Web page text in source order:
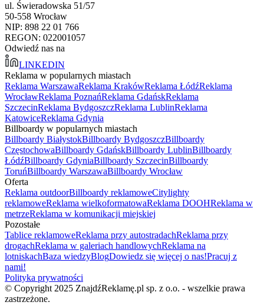
ul. Świeradowska 51/57
50-558 Wrocław
NIP: 898 22 01 766
REGON: 022001057
Odwiedź nas na
LINKEDIN
Reklama w popularnych miastach
Reklama WarszawaReklama KrakówReklama ŁódźReklama
WrocławReklama PoznańReklama GdańskReklama
SzczecinReklama BydgoszczReklama LublinReklama
KatowiceReklama Gdynia
Billboardy w popularnych miastach
Billboardy BiałystokBillboardy BydgoszczBillboardy
CzęstochowaBillboardy GdańskBillboardy LublinBillboardy
ŁódźBillboardy GdyniaBillboardy SzczecinBillboardy
ToruńBillboardy WarszawaBillboardy Wrocław
Oferta
Reklama outdoorBillboardy reklamoweCitylighty
reklamoweReklama wielkoformatowaReklama DOOHReklama w
metrzeReklama w komunikacji miejskiej
Pozostałe
Tablice reklamoweReklama przy autostradachReklama przy
drogachReklama w galeriach handlowychReklama na
lotniskachBaza wiedzyBlogDowiedz się więcej o nas!Pracuj z
nami!
Polityka prywatności
© Copyright 2025 ZnajdźReklamę.pl sp. z o.o. - wszelkie prawa
zastrzeżone.